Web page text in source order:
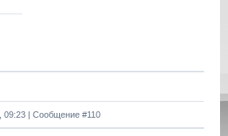
09:23 | Сообщение #110